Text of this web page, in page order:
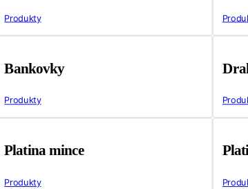
Produkty
Bankovky
Produkty
Platina mince
Produkty